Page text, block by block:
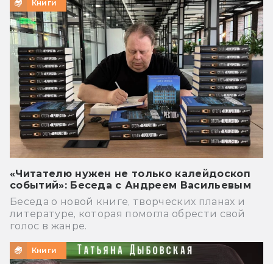
Книги
«Читателю нужен не только калейдоскоп
событий»: Беседа с Андреем Васильевым
Беседа о новой книге, творческих планах и
литературе, которая помогла обрести свой
голос в жанре.
Книги